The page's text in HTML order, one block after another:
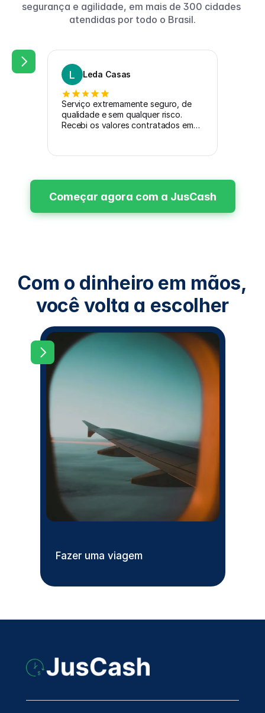
segurança e agilidade, em mais de 300 cidades
atendidas por todo o Brasil.
L Leda Casas
Serviço extremamente seguro, de
qualidade e sem qualquer risco.
Recebi os valores contratados em
João Eduardo, que foram sempre
atendimento excepcional. Excelente
Começar agora com a JusCash
Com o dinheiro em mãos,
você volta a escolher
Fazer uma viagem